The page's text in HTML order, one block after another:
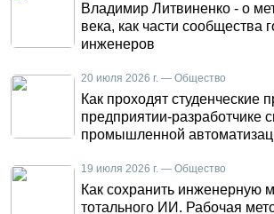
Владимир Литвиненко - о
века, как части сообщества
инженеров
20 июля 2026 г. — Общество
Как проходят студенческие
предприятии-разработчике
промышленной
19 июля 2026 г. — Общество
Как сохранить инженерную
тотального ИИ. Рабочая